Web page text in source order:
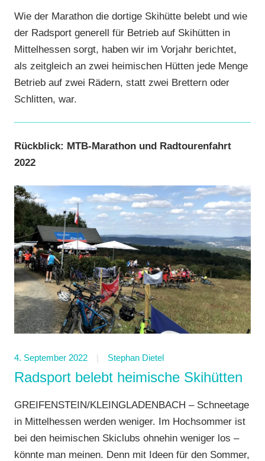
Wie der Marathon die dortige Skihütte belebt und wie
der Radsport generell für Betrieb auf Skihütten in
Mittelhessen sorgt, haben wir im Vorjahr berichtet,
als zeitgleich an zwei heimischen Hütten jede Menge
Betrieb auf zwei Rädern, statt zwei Brettern oder
Schlitten, war.
Rückblick: MTB-Marathon und Radtourenfahrt
2022
4. September 2022 Stephan Dietel
Radsport belebt heimische Skihütten
GREIFENSTEIN/KLEINGLADENBACH – Schneetage
in Mittelhessen werden weniger. Im Hochsommer ist
bei den heimischen Skiclubs ohnehin weniger los –
könnte man meinen. Denn mit Ideen für den Sommer,